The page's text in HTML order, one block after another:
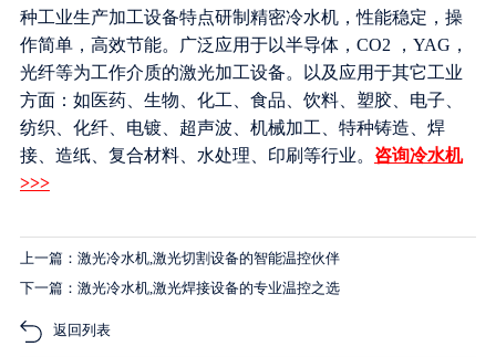
种工业生产加工设备特点研制精密冷水机，性能稳定，操
作简单，高效节能。广泛应用于以半导体，CO2 ，YAG，
光纤等为工作介质的激光加工设备。以及应用于其它工业
方面：如医药、生物、化工、食品、饮料、塑胶、电子、
纺织、化纤、电镀、超声波、机械加工、特种铸造、焊
接、造纸、复合材料、水处理、印刷等行业。 咨询冷水机
>>>
上一篇：激光冷水机,激光切割设备的智能温控伙伴
下一篇：激光冷水机,激光焊接设备的专业温控之选
返回列表